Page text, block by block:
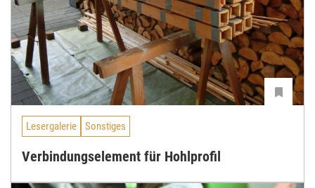
Lesergalerie Sonstiges
Verbindungselement für Hohlprofil